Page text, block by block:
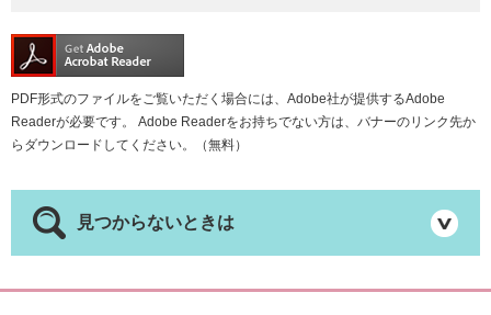
PDF形式のファイルをご覧いただく場合には、Adobe社が提供するAdobe
Readerが必要です。
Adobe Readerをお持ちでない方は、バナーのリンク先か
らダウンロードしてください。（無料）
見つからないときは